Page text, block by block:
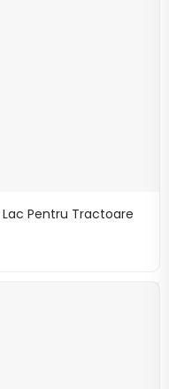
Lac Pentru Tractoare